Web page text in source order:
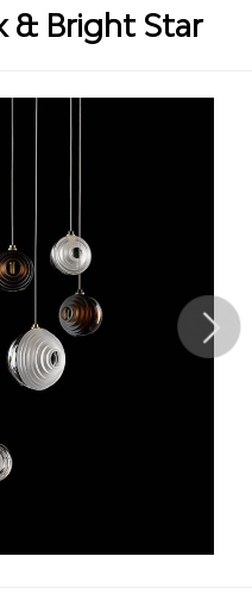
& Bright Star